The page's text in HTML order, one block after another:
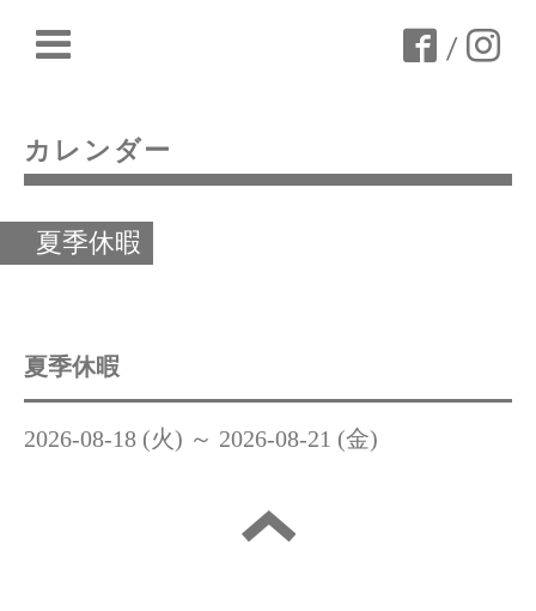
/
カレンダー
夏季休暇
夏季休暇
2026-08-18 (火) ～ 2026-08-21 (金)